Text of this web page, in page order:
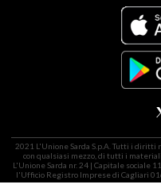
2021 L'Unione Sarda S.p.A. Tutti i
con qualsiasi mezzo, di tutti i
L'Unione Sarda nr. 24 | Capitale sociale
l'Ufficio Registro Imprese di Cagliari